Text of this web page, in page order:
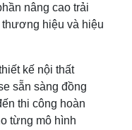
nâng cao trải
thương hiệu và hiệu
kế nội thất
sẵn sàng đồng
thi công hoàn
từng mô hình